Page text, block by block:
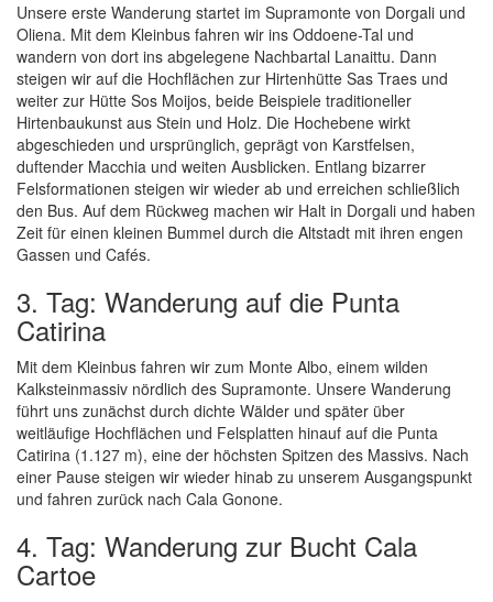
Unsere erste Wanderung startet im Supramonte von Dorgali und
Oliena. Mit dem Kleinbus fahren wir ins Oddoene-Tal und
wandern von dort ins abgelegene Nachbartal Lanaittu. Dann
steigen wir auf die Hochflächen zur Hirtenhütte Sas Traes und
weiter zur Hütte Sos Moijos, beide Beispiele traditioneller
Hirtenbaukunst aus Stein und Holz. Die Hochebene wirkt
abgeschieden und ursprünglich, geprägt von Karstfelsen,
duftender Macchia und weiten Ausblicken. Entlang bizarrer
Felsformationen steigen wir wieder ab und erreichen schließlich
den Bus. Auf dem Rückweg machen wir Halt in Dorgali und haben
Zeit für einen kleinen Bummel durch die Altstadt mit ihren engen
Gassen und Cafés.
3. Tag: Wanderung auf die Punta
Catirina
Mit dem Kleinbus fahren wir zum Monte Albo, einem wilden
Kalksteinmassiv nördlich des Supramonte. Unsere Wanderung
führt uns zunächst durch dichte Wälder und später über
weitläufige Hochflächen und Felsplatten hinauf auf die Punta
Catirina (1.127 m), eine der höchsten Spitzen des Massivs. Nach
einer Pause steigen wir wieder hinab zu unserem Ausgangspunkt
und fahren zurück nach Cala Gonone.
4. Tag: Wanderung zur Bucht Cala
Cartoe